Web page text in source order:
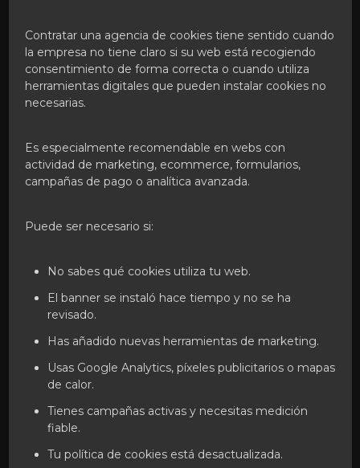
Contratar una agencia de cookies tiene sentido cuando
la empresa no tiene claro si su web está recogiendo
consentimiento de forma correcta o cuando utiliza
herramientas digitales que pueden instalar cookies no
necesarias.
Es especialmente recomendable en webs con
actividad de marketing, ecommerce, formularios,
campañas de pago o analítica avanzada.
Puede ser necesario si:
No sabes qué cookies utiliza tu web.
El banner se instaló hace tiempo y no se ha
revisado.
Has añadido nuevas herramientas de marketing.
Usas Google Analytics, píxeles publicitarios o mapas
de calor.
Tienes campañas activas y necesitas medición
fiable.
Tu política de cookies está desactualizada.